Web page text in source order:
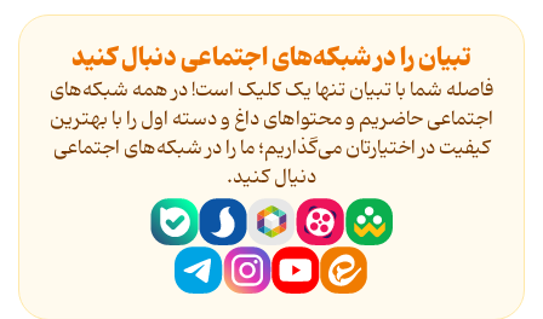
تبیان را در شبکه‌های اجتماعی دنبال کنید
فاصله شما با تبیان تنها یک کلیک است! در همه شبکه‌های
اجتماعی حاضریم و محتواهای داغ و دسته اول را با بهترین
کیفیت در اختیارتان می‌گذاریم؛ ما را در شبکه‌های اجتماعی
دنیال کنید.